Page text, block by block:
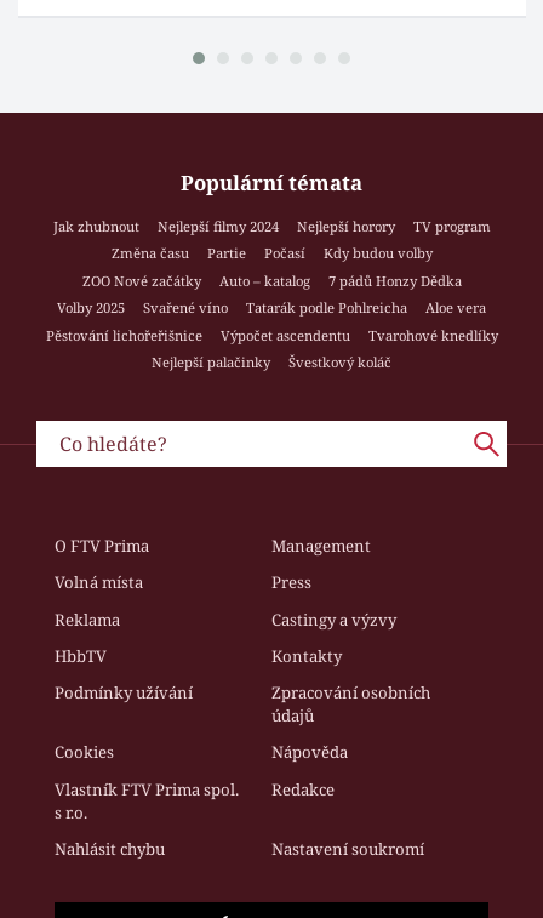
Populární témata
Jak zhubnout Nejlepší filmy 2024 Nejlepší horory
TV program
Změna času
Partie Počasí
Kdy budou volby
ZOO Nové začátky
Auto – katalog
7 pádů Honzy Dědka
Volby 2025
Svařené víno Tatarák podle Pohlreicha
Aloe vera
Pěstování lichořeřišnice
Výpočet ascendentu
Tvarohové knedlíky
Nejlepší palačinky
Švestkový koláč
O FTV Prima
Management
Volná místa
Press
Reklama
Castingy a výzvy
HbbTV
Kontakty
Podmínky užívání
Zpracování osobních
údajů
Cookies
Nápověda
Vlastník FTV Prima spol.
s r.o.
Redakce
Nahlásit chybu Nastavení soukromí